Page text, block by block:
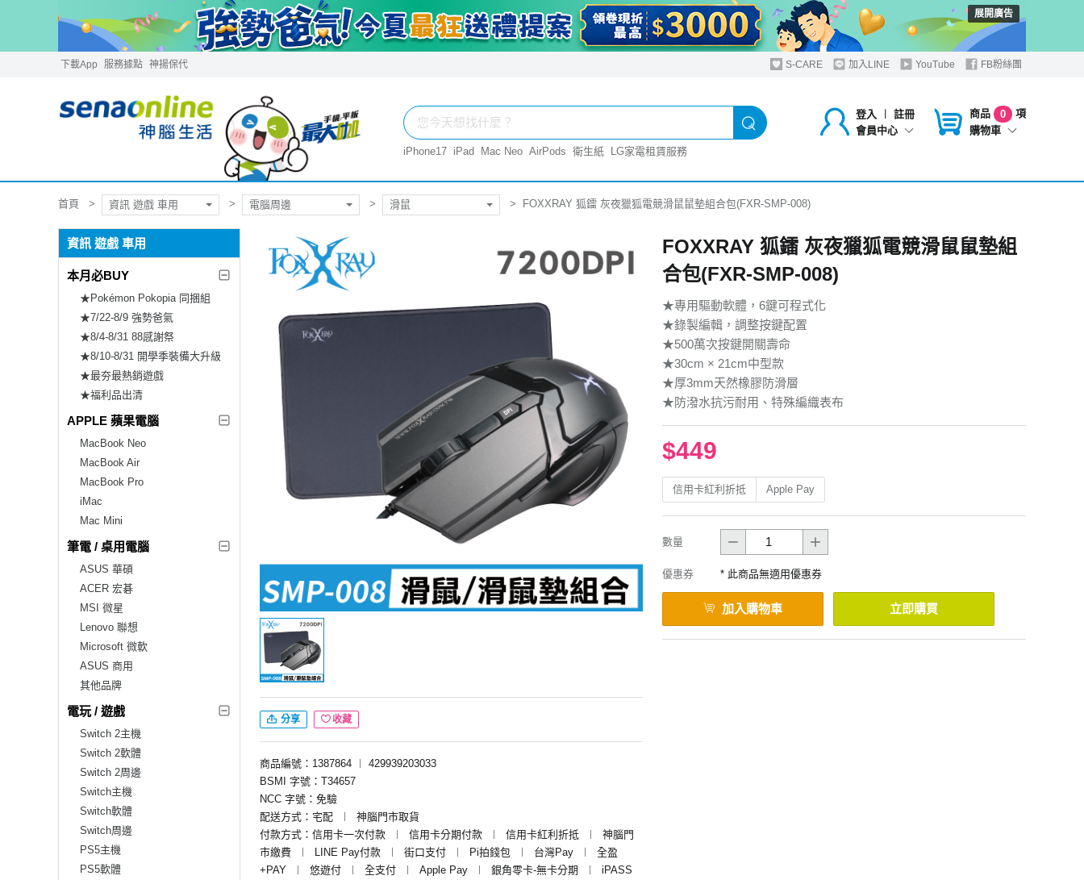
展開廣告
下載App 服務據點 神揚保代 S-CARE 加入LINE YouTube FB粉絲團
登入 ︱
註冊
會員中心
商品 0
項
購物車
iPhone17 iPad Mac Neo AirPods 衛生紙 LG家電租賃服務
首頁 資訊 遊戲 車用 電腦周邊 滑鼠 FOXXRAY 狐鐳 灰夜獵狐電競滑鼠鼠墊組合包(FXR-SMP-008)
資訊 遊戲 車用
本月必BUY
★Pokémon Pokopia 同捆組
★7/22-8/9 強勢爸氣
★8/4-8/31 88感謝祭
★8/10-8/31 開學季裝備大升級
★最夯最熱銷遊戲
★福利品出清
APPLE 蘋果電腦
MacBook Neo
MacBook Air
MacBook Pro
iMac
Mac Mini
筆電 / 桌用電腦
ASUS 華碩
ACER 宏碁
MSI 微星
Lenovo 聯想
Microsoft 微軟
ASUS 商用
其他品牌
電玩 / 遊戲
Switch 2主機
Switch 2軟體
Switch 2周邊
Switch主機
Switch軟體
Switch周邊
PS5主機
PS5軟體
分享 收藏
商品編號：1387864 ︱
429939203033
BSMI 字號：T34657
NCC 字號：免驗
配送方式：宅配
︱
神腦門市取貨
付款方式：信用卡一次付款
︱ 信用卡分期付款 ︱ 信用卡紅利折抵 ︱
神腦門
市繳費
︱ LINE Pay付款 ︱ 街口支付 ︱ Pi拍錢包 ︱ 台灣Pay ︱
全盈
+PAY
︱ 悠遊付 ︱ 全支付 ︱ Apple Pay ︱ 銀角零卡-無卡分期 ︱
iPASS
FOXXRAY 狐鐳 灰夜獵狐電競滑鼠鼠墊組
合包(FXR-SMP-008)
★專用驅動軟體，6鍵可程式化
★錄製編輯，調整按鍵配置
★500萬次按鍵開關壽命
★30cm × 21cm中型款
★厚3mm天然橡膠防滑層
★防潑水抗污耐用、特殊編織表布
$449
信用卡紅利折抵 Apple Pay
數量
優惠券 * 此商品無適用優惠券
加入購物車 立即購買